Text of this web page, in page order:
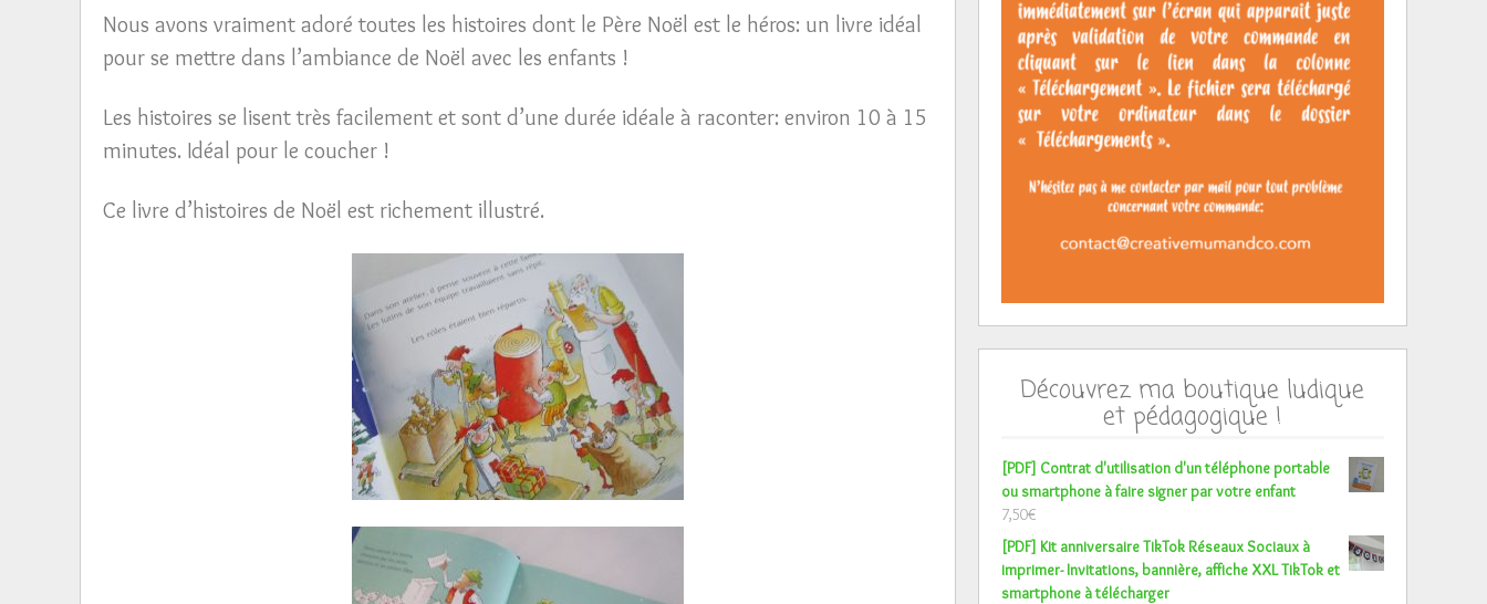
Nous avons vraiment adoré toutes les histoires dont le Père Noël est le héros: un livre idéal
pour se mettre dans l’ambiance de Noël avec les enfants !
Les histoires se lisent très facilement et sont d’une durée idéale à raconter: environ 10 à 15
minutes. Idéal pour le coucher !
Ce livre d’histoires de Noël est richement illustré.
Découvrez ma boutique ludique
et pédagogique !
[PDF] Contrat d'utilisation d'un téléphone portable
ou smartphone à faire signer par votre enfant
7,50€
[PDF] Kit anniversaire TikTok Réseaux Sociaux à
imprimer- Invitations, bannière, affiche XXL TikTok et
smartphone à télécharger